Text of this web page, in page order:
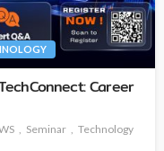
Career
Seminar Technology